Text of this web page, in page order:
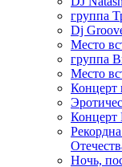
группа
Dj
Место
группа
Место
Концерт
Концерт
Ночь,